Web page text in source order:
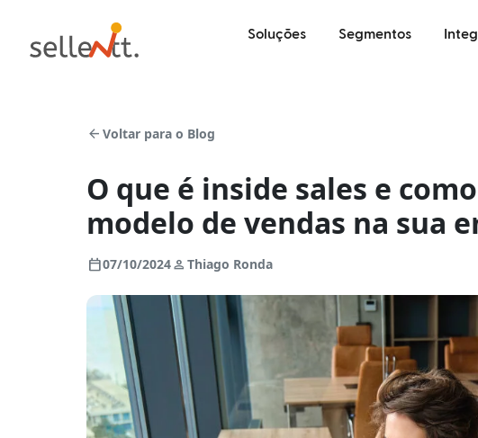
Soluções Segmentos
arrow_back Voltar para o Blog
O que é inside sales e
modelo de vendas na sua
calendar_today07/10/2024person Thiago Ronda